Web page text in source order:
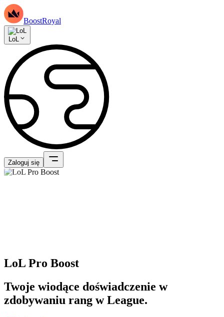
BoostRoyal
LoL
Zaloguj się
LoL Pro Boost
Twoje wiodące doświadczenie w
zdobywaniu rang w League.